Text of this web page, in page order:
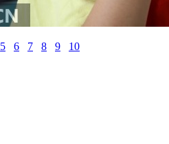
5 6 7 8 9 10